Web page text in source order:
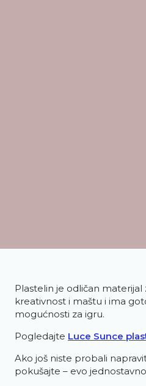
Plastelin je odličan
kreativnost i maštu i ima
mogućnosti za igru.
Pogledajte Luce Sunce
Ako još niste probali
pokušajte – evo